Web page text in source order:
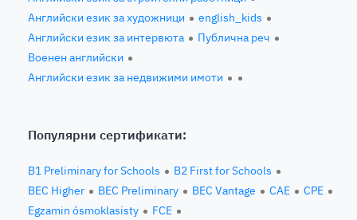
Английски език за художници
english_kids
Английски език за интервюта
Публична реч
Военен английски
Английски език за недвижими имоти
Популярни сертификати:
B1 Preliminary for Schools
B2 First for Schools
BEC Higher
BEC Preliminary BEC Vantage CAE
CPE
Egzamin ósmoklasisty
FCE